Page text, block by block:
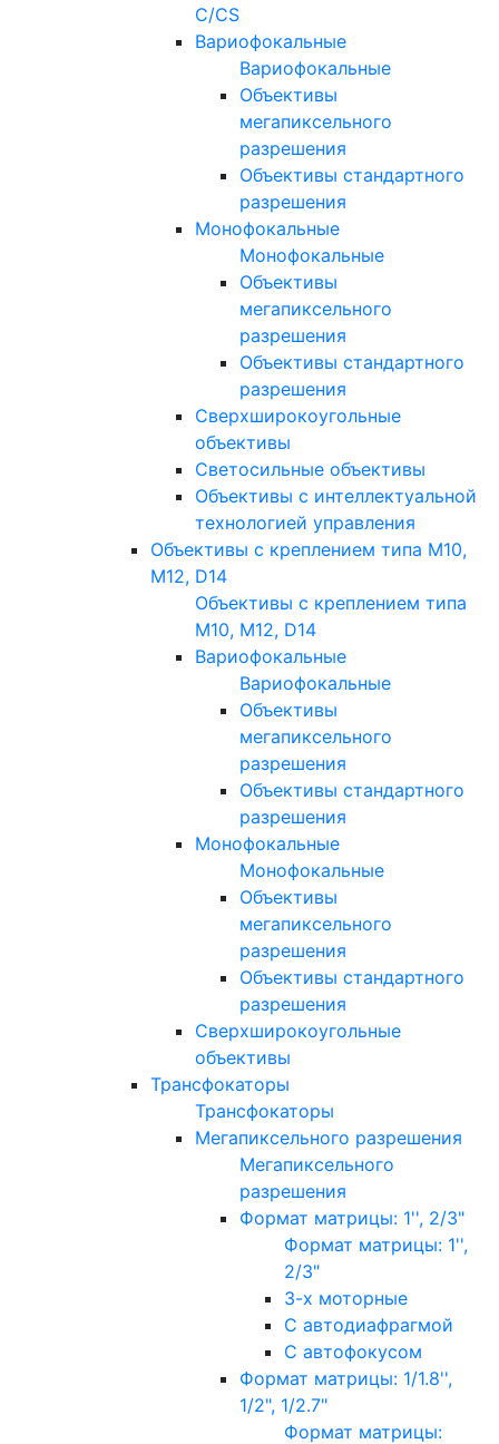
C/CS
Вариофокальные
Вариофокальные
Объективы
мегапиксельного
разрешения
Объективы стандартного
разрешения
Монофокальные
Монофокальные
Объективы
мегапиксельного
разрешения
Объективы стандартного
разрешения
Сверхширокоугольные
объективы
Светосильные объективы
Объективы с интеллектуальной
технологией управления
Объективы с креплением типа M10,
M12, D14
Объективы с креплением типа
M10, M12, D14
Вариофокальные
Вариофокальные
Объективы
мегапиксельного
разрешения
Объективы стандартного
разрешения
Монофокальные
Монофокальные
Объективы
мегапиксельного
разрешения
Объективы стандартного
разрешения
Сверхширокоугольные
объективы
Трансфокаторы
Трансфокаторы
Мегапиксельного разрешения
Мегапиксельного
разрешения
Формат матрицы: 1'', 2/3"
Формат матрицы: 1'',
2/3"
3-х моторные
С автодиафрагмой
С автофокусом
Формат матрицы: 1/1.8'',
1/2", 1/2.7"
Формат матрицы: